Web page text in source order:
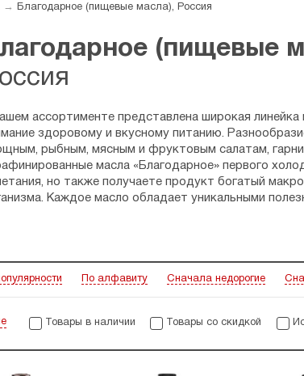
→ Благодарное (пищевые масла), Россия
(пищевые
ассортименте представлена широкая
здоровому и вкусному питанию.
рыбным, мясным и фруктовым салатам,
масла «Благодарное» первого
но также получаете продукт богатый
Каждое масло обладает уникальными
По алфавиту Сначала недорогие
Товары в наличии Товары со скидкой